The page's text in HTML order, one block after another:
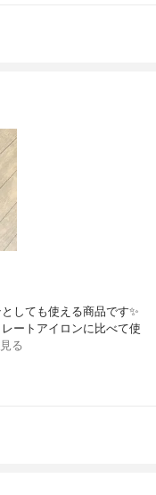
しても使える商品です✨
ートアイロンに比べて使
る